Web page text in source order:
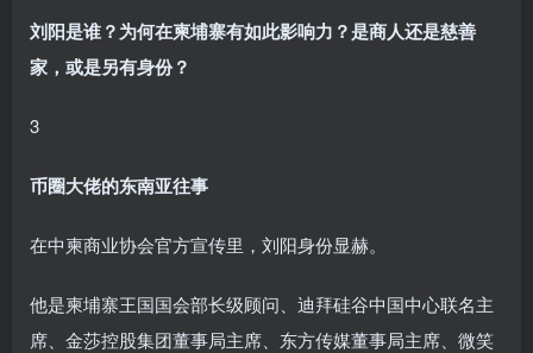
刘阳是谁？为何在柬埔寨有如此影响力？是商人还是慈善
家，或是另有身份？
3
币圈大佬的东南亚往事
在中柬商业协会官方宣传里，刘阳身份显赫。
他是柬埔寨王国国会部长级顾问、迪拜硅谷中国中心联名主
席、金莎控股集团董事局主席、东方传媒董事局主席、微笑